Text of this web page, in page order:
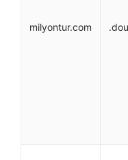
milyontur.com